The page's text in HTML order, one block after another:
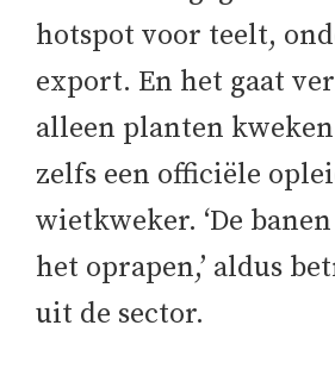
hotspot voor teelt,
export. En het gaat
alleen planten
zelfs een officiële
wietkweker. ‘De
het oprapen,’ aldus
uit de sector.